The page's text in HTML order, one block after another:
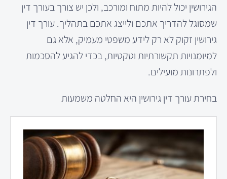
הגירושין יכול להיות מתוח ומורכב, ולכן יש צורך בעורך דין
שמסוגל להדריך אתכם ולייצג אתכם בתהליך. עורך דין
גירושין זקוק לא רק לידע משפטי מעמיק, אלא גם
למיומנויות תקשורתיות וטקטיות, בכדי להגיע להסכמות
ולפתרונות מועילים.
בחירת עורך דין גירושין היא החלטה משמעות